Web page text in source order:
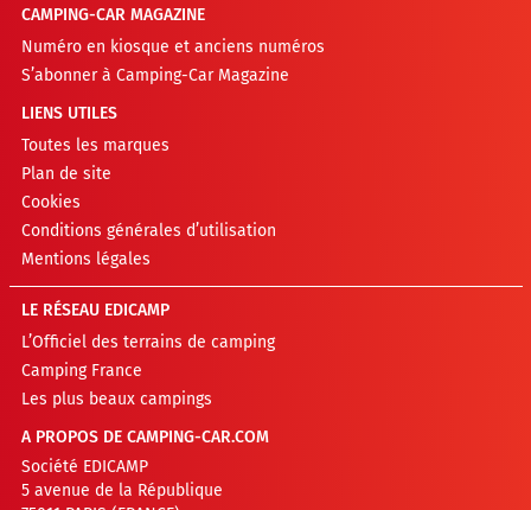
CAMPING-CAR MAGAZINE
Numéro en kiosque et anciens numéros
S’abonner à Camping-Car Magazine
LIENS UTILES
Toutes les marques
Plan de site
Cookies
Conditions générales d’utilisation
Mentions légales
LE RÉSEAU EDICAMP
L’Officiel des terrains de camping
Camping France
Les plus beaux campings
A PROPOS DE CAMPING-CAR.COM
Société EDICAMP
5 avenue de la République